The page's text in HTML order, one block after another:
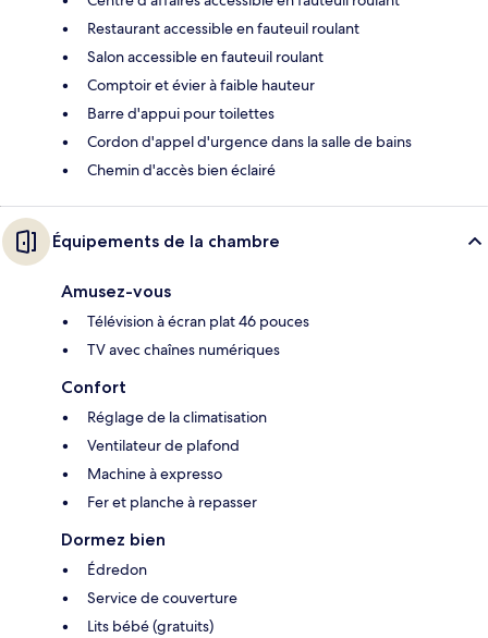
Restaurant accessible en fauteuil roulant
Salon accessible en fauteuil roulant
Comptoir et évier à faible hauteur
Barre d'appui pour toilettes
Cordon d'appel d'urgence dans la salle de bains
Chemin d'accès bien éclairé
Équipements de la chambre
Amusez-vous
Télévision à écran plat 46 pouces
TV avec chaînes numériques
Confort
Réglage de la climatisation
Ventilateur de plafond
Machine à expresso
Fer et planche à repasser
Dormez bien
Édredon
Service de couverture
Lits bébé (gratuits)